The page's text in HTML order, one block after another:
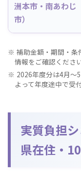
洲本市・南あわじ
市）
補助金額・期間・条
情報をご確認ください
2026年度分は4月〜
よって年度途中で受
実質負担
県在住・